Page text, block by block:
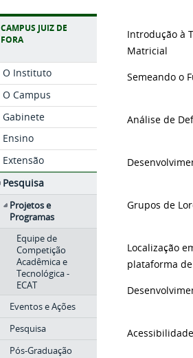
CAMPUS JUIZ DE
FORA
O Instituto
O Campus
Gabinete
Ensino
Extensão
Pesquisa
Projetos e
Programas
Equipe de
Competição
Acadêmica e
Tecnológica -
ECAT
Eventos e Ações
Pesquisa
Pós-Graduação
Introdução à
Matricial
Semeando o
Análise de
Grupos de
Localização
plataforma